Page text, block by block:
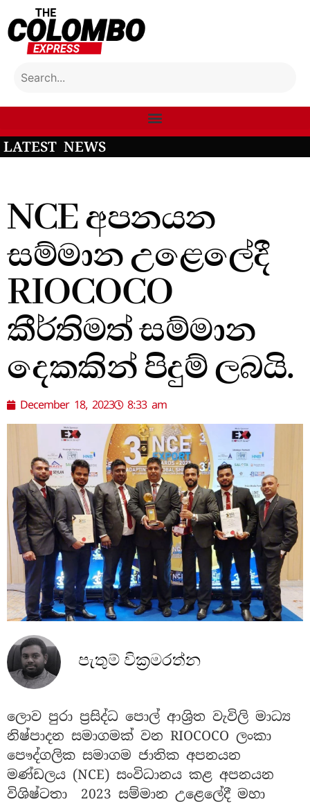
LATEST NEWS
NCE අපනයන
සම්මාන උළෙලේදී
RIOCOCO
කීර්තිමත් සම්මාන
දෙකකින් පිදුම් ලබයි.
December 18, 2023 8:33 am
පැතුම් වික්‍රමරත්න
ලොව පුරා ප්‍රසිද්ධ පොල් ආශ්‍රිත වැවිලි මාධ්‍ය
නිෂ්පාදන සමාගමක් වන RIOCOCO ලංකා
පෞද්ගලික සමාගම ජාතික අපනයන
මණ්ඩලය (NCE) සංවිධානය කළ අපනයන
විශිෂ්ටතා 2023 සම්මාන උළෙලේදී මහා